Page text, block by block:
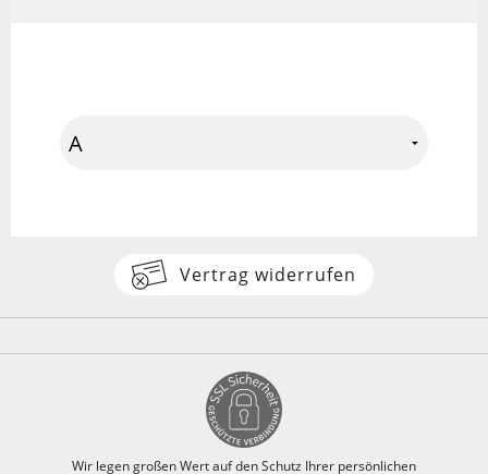
Vertrag widerrufen
Wir legen großen Wert auf den Schutz Ihrer persönlichen